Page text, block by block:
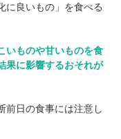
に良いもの」を食べる
いものや甘いものを食
果に影響するおそれが
前日の食事には注意し